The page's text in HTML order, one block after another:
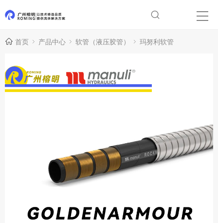
首页 产品中心 软管（液压胶管） 玛努利软管